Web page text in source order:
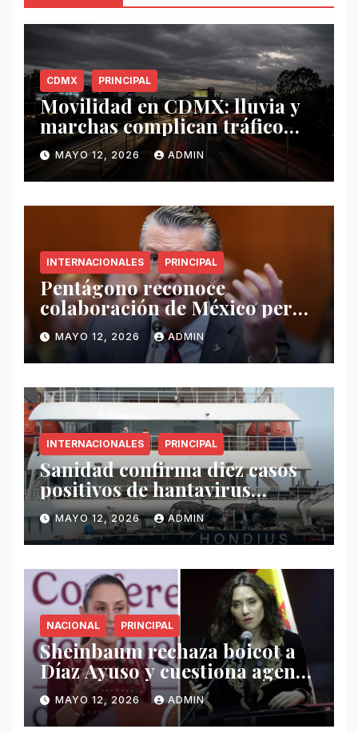
CDMX PRINCIPAL
Movilidad en CDMX: lluvia y
marchas complican tráfico
este 12 de mayo
MAYO 12, 2026 ADMIN
INTERNACIONALES PRINCIPAL
Pentágono reconoce
colaboración de México pero
exige mayor operatividad
antidrogas
MAYO 12, 2026 ADMIN
INTERNACIONALES PRINCIPAL
Sanidad confirma diez casos
positivos de hantavirus
vinculados al crucero MV
Hondius
MAYO 12, 2026 ADMIN
NACIONAL PRINCIPAL
Sheinbaum rechaza boicot a
Díaz Ayuso y cuestiona agenda
de funcionaria española
MAYO 12, 2026 ADMIN